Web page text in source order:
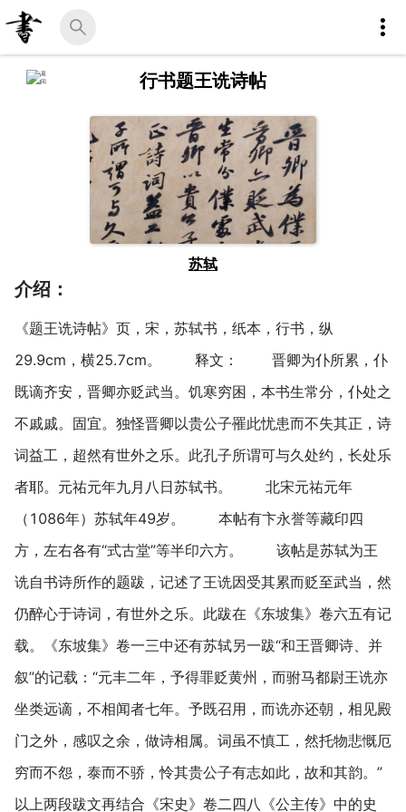
行书题王诜诗帖
苏轼
介绍：
《题王诜诗帖》页，宋，苏轼书，纸本，行书，纵
29.9cm，横25.7cm。 释文： 晋卿为仆所累，仆
既谪齐安，晋卿亦贬武当。饥寒穷困，本书生常分，仆处之
不戚戚。固宜。独怪晋卿以贵公子罹此忧患而不失其正，诗
词益工，超然有世外之乐。此孔子所谓可与久处约，长处乐
者耶。元祐元年九月八日苏轼书。 北宋元祐元年
（1086年）苏轼年49岁。 本帖有卞永誉等藏印四
方，左右各有“式古堂”等半印六方。 该帖是苏轼为王
诜自书诗所作的题跋，记述了王诜因受其累而贬至武当，然
仍醉心于诗词，有世外之乐。此跋在《东坡集》卷六五有记
载。《东坡集》卷一三中还有苏轼另一跋“和王晋卿诗、并
叙”的记载：“元丰二年，予得罪贬黄州，而驸马都尉王诜亦
坐类远谪，不相闻者七年。予既召用，而诜亦还朝，相见殿
门之外，感叹之余，做诗相属。词虽不慎工，然托物悲慨厄
穷而不怨，泰而不骄，怜其贵公子有志如此，故和其韵。”
以上两段跋文再结合《宋史》卷二四八《公主传》中的史